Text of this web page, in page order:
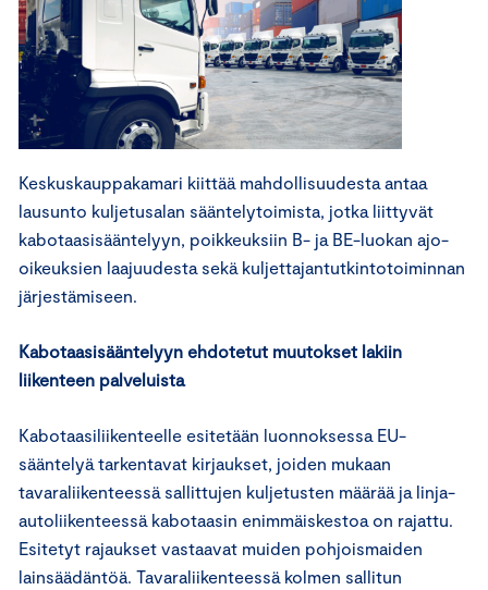
Keskuskauppakamari kiittää mahdollisuudesta antaa
lausunto kuljetusalan sääntelytoimista, jotka liittyvät
kabotaasisääntelyyn, poikkeuksiin B- ja BE-luokan ajo-
oikeuksien laajuudesta sekä kuljettajantutkintotoiminnan
järjestämiseen.
Kabotaasisääntelyyn ehdotetut muutokset lakiin
liikenteen palveluista
Kabotaasiliikenteelle esitetään luonnoksessa EU-
sääntelyä tarkentavat kirjaukset, joiden mukaan
tavaraliikenteessä sallittujen kuljetusten määrää ja linja-
autoliikenteessä kabotaasin enimmäiskestoa on rajattu.
Esitetyt rajaukset vastaavat muiden pohjoismaiden
lainsäädäntöä. Tavaraliikenteessä kolmen sallitun